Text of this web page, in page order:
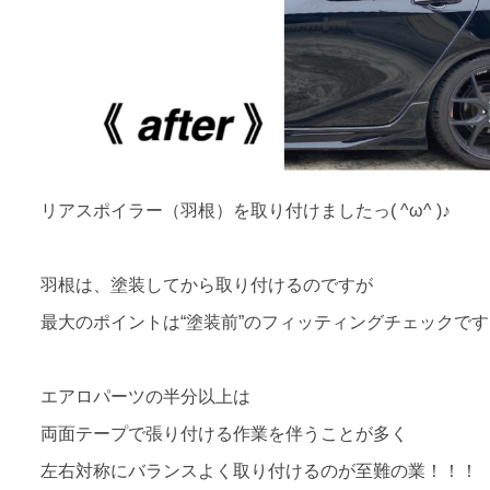
リアスポイラー（羽根）を取り付けましたっ( ^ω^ )♪
羽根は、塗装してから取り付けるのですが
最大のポイントは“塗装前”のフィッティングチェックで
エアロパーツの半分以上は
両面テープで張り付ける作業を伴うことが多く
左右対称にバランスよく取り付けるのが至難の業！！！